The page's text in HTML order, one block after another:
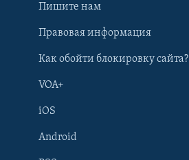
Пишите нам
Правовая информация
Как обойти блокировку сайта?
VOA+
iOS
Android